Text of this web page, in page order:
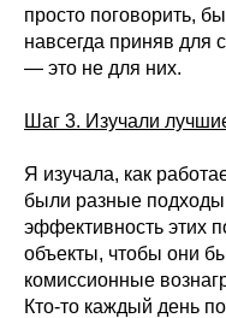
просто поговорить,
навсегда приняв для
— это не для них.
Шаг 3. Изучали
Я изучала, как
были разные
эффективность этих
объекты, чтобы они
комиссионные
Кто-то каждый день